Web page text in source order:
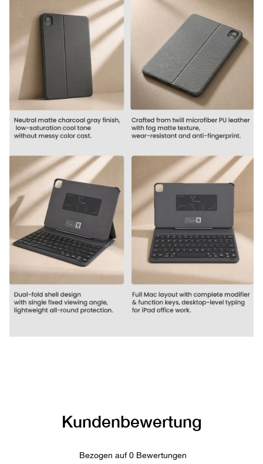
Kundenbewertung
Bezogen auf 0 Bewertungen